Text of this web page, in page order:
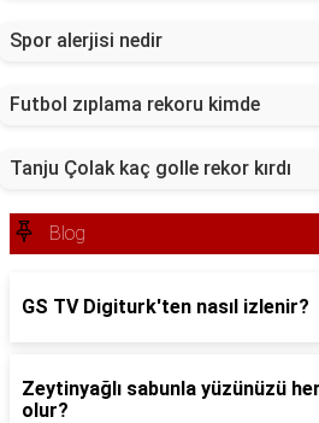
Spor alerjisi nedir
Futbol zıplama rekoru kimde
Tanju Çolak kaç golle rekor kırdı
Blog
GS TV Digiturk'ten nasıl izlenir?
Zeytinyağlı sabunla yüzünüzü
olur?